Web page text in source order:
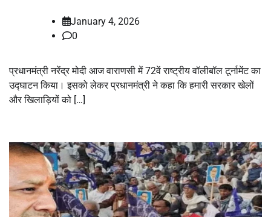
January 4, 2026
0
प्रधानमंत्री नरेंद्र मोदी आज वाराणसी में 72वें राष्ट्रीय वॉलीबॉल टूर्नामेंट का
उद्घाटन किया। इसको लेकर प्रधानमंत्री ने कहा कि हमारी सरकार खेलों
और खिलाड़ियों को […]